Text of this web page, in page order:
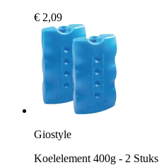
€ 2,09
Giostyle
Koelelement 400g - 2 Stuks